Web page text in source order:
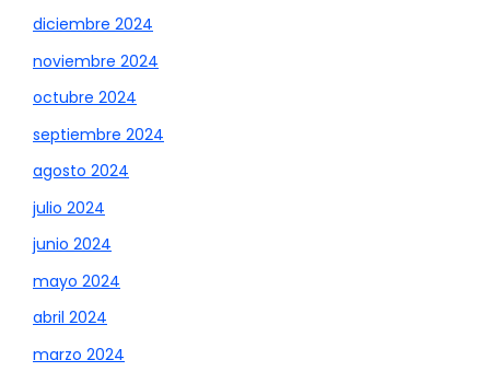
diciembre 2024
noviembre 2024
octubre 2024
septiembre 2024
agosto 2024
julio 2024
junio 2024
mayo 2024
abril 2024
marzo 2024